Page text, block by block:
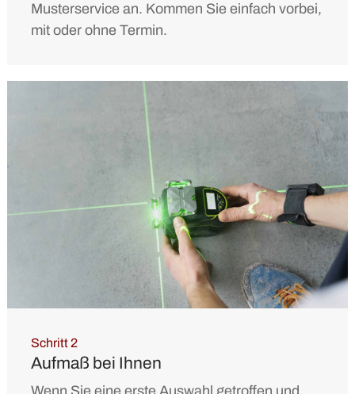
Musterservice an. Kommen Sie einfach vorbei,
mit oder ohne Termin.
Schritt 2
Aufmaß bei Ihnen